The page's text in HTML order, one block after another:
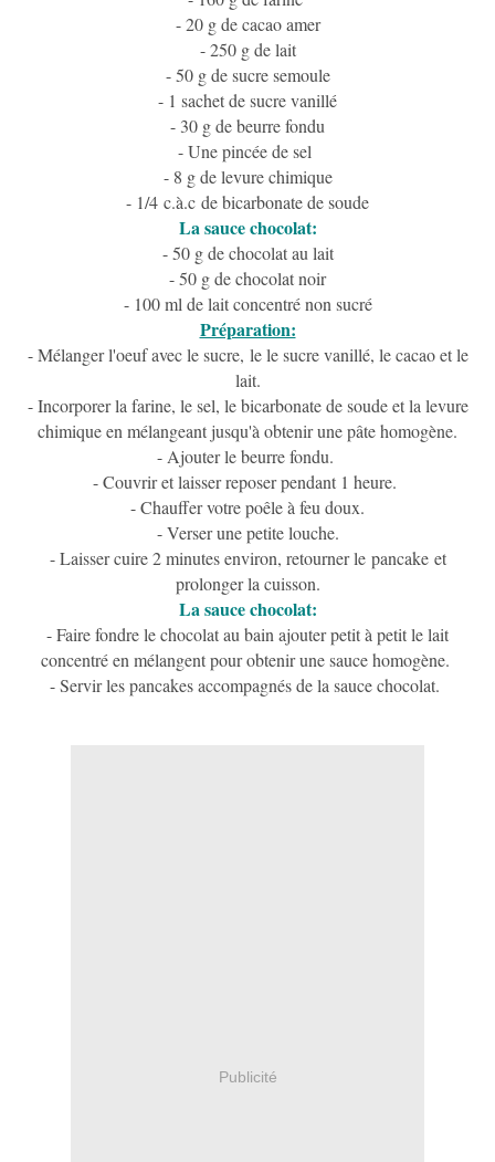
- 20 g de cacao amer
- 250 g de lait
- 50 g de sucre semoule
- 1 sachet de sucre vanillé
- 30 g de beurre fondu
- Une pincée de sel
- 8 g de levure chimique
- 1/4 c.à.c de bicarbonate de soude
La sauce chocolat:
- 50 g de chocolat au lait
- 50 g de chocolat noir
- 100 ml de lait concentré non sucré
Préparation:
- Mélanger l'oeuf avec le sucre, le le sucre vanillé, le cacao et le
lait.
- Incorporer la farine, le sel, le bicarbonate de soude et la levure
chimique en mélangeant jusqu'à obtenir une pâte homogène.
- Ajouter le beurre fondu.
- Couvrir et laisser reposer pendant 1 heure.
- Chauffer votre poêle à feu doux.
- Verser une petite louche.
- Laisser cuire 2 minutes environ, retourner le pancake et
prolonger la cuisson.
La sauce chocolat:
- Faire fondre le chocolat au bain ajouter petit à petit le lait
concentré en mélangent pour obtenir une sauce homogène.
- Servir les pancakes accompagnés de la sauce chocolat.
Publicité